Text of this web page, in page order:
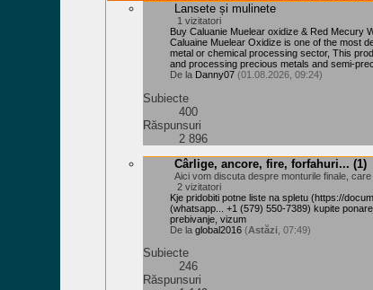
Lansete și mulinete
1 vizitatori
Buy Caluanie Muelear oxidize & Red Mecury
Caluaine Muelear Oxidize is one of the most
metal or chemical processing sector, This
and processing precious metals and semi-
De la Danny07 (01.08.2026, 09:24)
Subiecte
400
Răspunsuri
2 896
Cârlige, ancore, fire, forfahuri... (1)
Aici vom discuta despre monturile finale,
2 vizitatori
Kje pridobiti potne liste na spletu (https://
(whatsapp... +1 (579) 550-7389) kupite
prebivanje, vizum
De laglobal2016 (Astăzi , 07:49)
Subiecte
246
Răspunsuri